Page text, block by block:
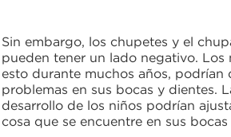
Sin embargo, los chupetes y el
pueden tener un lado negativo. Los
esto durante muchos años, podrían
problemas en sus bocas y dientes.
desarrollo de los niños podrían
cosa que se encuentre en sus